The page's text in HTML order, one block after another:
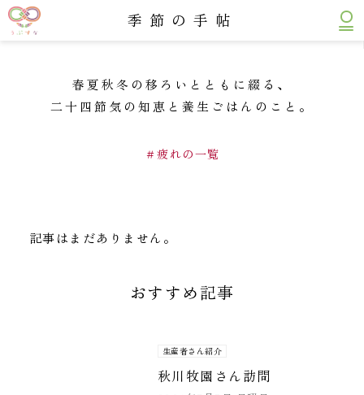
うぶすな 薬膳と九州 四季のごはん
季節の手帖
春夏秋冬の移ろいとともに綴る、
二十四節気の知恵と養生ごはんのこと。
＃疲れの一覧
記事はまだありません。
おすすめ記事
生産者さん紹介
秋川牧園さん訪問